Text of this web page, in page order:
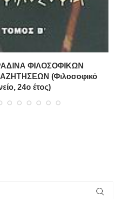
ΦΙΛΟΣΟΦΙΚΩΝ
(Φιλοσοφικό
24ο έτος)